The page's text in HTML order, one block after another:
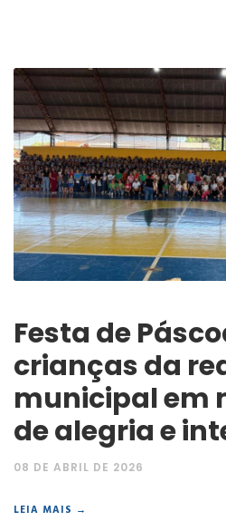
Festa de
crianças da
municipal em
de alegria e
08 DE ABRIL DE 2026
LEIA MAIS →